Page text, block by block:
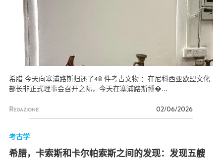
希腊 今天向塞浦路斯归还了48 件考古文物 ：在尼科西亚欧盟文化
部长非正式理事会召开之际，今天在塞浦路斯博�...
Redazione 02/06/2026
考古学
希腊，卡索斯和卡尔帕索斯之间的发现：发现五艘